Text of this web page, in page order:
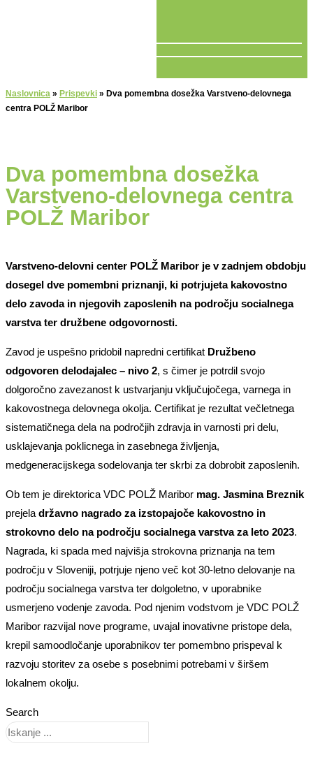
Naslovnica » Prispevki » Dva pomembna dosežka Varstveno-delovnega
centra POLŽ Maribor
Dva pomembna dosežka
Varstveno-delovnega centra
POLŽ Maribor
Varstveno-delovni center POLŽ Maribor je v zadnjem obdobju
dosegel dve pomembni priznanji, ki potrjujeta kakovostno
delo zavoda in njegovih zaposlenih na področju socialnega
varstva ter družbene odgovornosti.
Zavod je uspešno pridobil napredni certifikat Družbeno
odgovoren delodajalec – nivo 2, s čimer je potrdil svojo
dolgoročno zavezanost k ustvarjanju vključujočega, varnega in
kakovostnega delovnega okolja. Certifikat je rezultat večletnega
sistematičnega dela na področjih zdravja in varnosti pri delu,
usklajevanja poklicnega in zasebnega življenja,
medgeneracijskega sodelovanja ter skrbi za dobrobit zaposlenih.
Ob tem je direktorica VDC POLŽ Maribor mag. Jasmina Breznik
prejela državno nagrado za izstopajoče kakovostno in
strokovno delo na področju socialnega varstva za leto 2023.
Nagrada, ki spada med najvišja strokovna priznanja na tem
področju v Sloveniji, potrjuje njeno več kot 30-letno delovanje na
področju socialnega varstva ter dolgoletno, v uporabnike
usmerjeno vodenje zavoda. Pod njenim vodstvom je VDC POLŽ
Maribor razvijal nove programe, uvajal inovativne pristope dela,
krepil samoodločanje uporabnikov ter pomembno prispeval k
razvoju storitev za osebe s posebnimi potrebami v širšem
lokalnem okolju.
Search